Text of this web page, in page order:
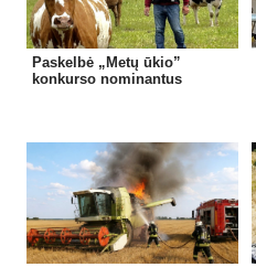
Paskelbė „Metų ūkio”
konkurso nominantus